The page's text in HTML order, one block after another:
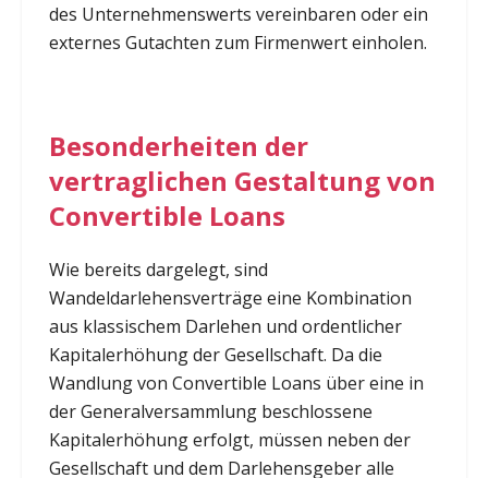
des Unternehmenswerts vereinbaren oder ein
externes Gutachten zum Firmenwert einholen.
Besonderheiten der
vertraglichen Gestaltung von
Convertible Loans
Wie bereits dargelegt, sind
Wandeldarlehensverträge eine Kombination
aus klassischem Darlehen und ordentlicher
Kapitalerhöhung der Gesellschaft. Da die
Wandlung von Convertible Loans über eine in
der Generalversammlung beschlossene
Kapitalerhöhung erfolgt, müssen neben der
Gesellschaft und dem Darlehensgeber alle